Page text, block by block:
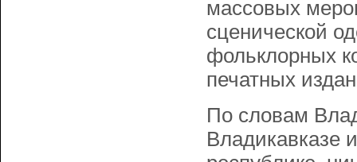
массовых
сценической
фольклорных
печатных
По словам
Владикавказе